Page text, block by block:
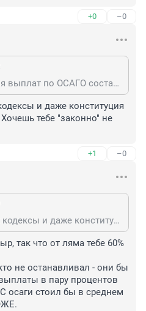
+0 –0
Естественно, что "доля выплат по ОСАГО составляет большинство", если учесть, что по всем остальным видам страхования доля выплат на уровне 2..5% от собранного. Всё ещё непонятно "за чей счёт они так обогатились"? А судя по тому, что в автостраховании выплаты "несколько больше" привычных им - РСА, по крайней мере, не штампует не глядя все их хотелки.
и даже конституция
тебе "законно" не
+1 –0
Еще как штампует. Их кодексы и даже конституция уже не останавливает. Хочешь тебе "законно" не доплатят 10% от ляма?
так что от ляма тебе 60%
не останавливал - они бы
в пару процентов
осаги стоил бы в среднем